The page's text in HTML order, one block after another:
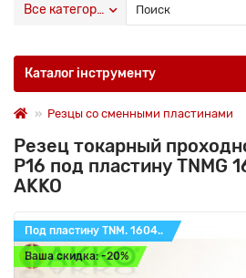
Все категории
Каталог інструменту
Резцы со сменными пластинами
Резец токарный
P16 под пластину TNMG
AKKO
Под пластину TNM. 1604..
Ваша скидка: -20%